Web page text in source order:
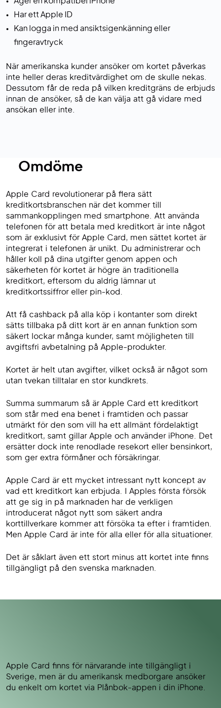
Har ett Apple ID
Kan logga in med ansiktsigenkänning eller
fingeravtryck
När amerikanska kunder ansöker om kortet påverkas
inte heller deras kreditvärdighet om de skulle nekas.
Dessutom får de reda på vilken kreditgräns de erbjuds
innan de ansöker, så de kan välja att gå vidare med
ansökan eller inte.
Omdöme
Apple Card revolutionerar på flera sätt
kreditkortsbranschen när det kommer till
sammankopplingen med smartphone. Att använda
telefonen för att betala med kreditkort är inte något
som är exklusivt för Apple Card, men sättet kortet är
integrerat i telefonen är unikt. Du administrerar och
håller koll på dina utgifter genom appen och
säkerheten för kortet är högre än traditionella
kreditkort, eftersom du aldrig lämnar ut
kreditkortssiffror eller pin-kod.
Att få cashback på alla köp i kontanter som direkt
sätts tillbaka på ditt kort är en annan funktion som
säkert lockar många kunder, samt möjligheten till
avgiftsfri avbetalning på Apple-produkter.
Kortet är helt utan avgifter, vilket också är något som
utan tvekan tilltalar en stor kundkrets.
Summa summarum så är Apple Card ett kreditkort
som står med ena benet i framtiden och passar
utmärkt för den som vill ha ett allmänt fördelaktigt
kreditkort, samt gillar Apple och använder iPhone. Det
ersätter dock inte renodlade resekort eller bensinkort,
som ger extra förmåner och försäkringar.
Apple Card är ett mycket intressant nytt koncept av
vad ett kreditkort kan erbjuda. I Apples första försök
att ge sig in på marknaden har de verkligen
introducerat något nytt som säkert andra
korttillverkare kommer att försöka ta efter i framtiden.
Men Apple Card är inte för alla eller för alla situationer.
Det är såklart även ett stort minus att kortet inte finns
tillgängligt på den svenska marknaden.
Apple Card finns för närvarande inte tillgängligt i
Sverige, men är du amerikansk medborgare ansöker
du enkelt om kortet via Plånbok-appen i din iPhone.